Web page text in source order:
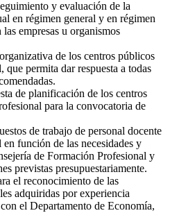
y evaluación de la
en régimen general y en régimen
empresas u organismos
de los centros públicos
permita dar respuesta a todas
de planificación de los centros
para la convocatoria de
de trabajo de personal docente
función de las necesidades y
de Formación Profesional y
previstas presupuestariamente.
el reconocimiento de las
adquiridas por experiencia
el Departamento de Economía,